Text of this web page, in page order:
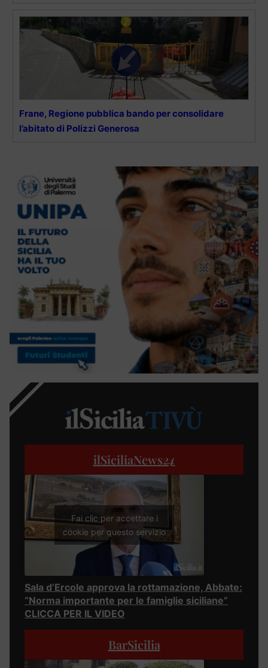
Frane, Regione pubblica bando per consolidare
l’abitato di Polizzi Generosa
ilSiciliaNews24
Fai clic per accettare i
cookie per questo servizio
Sala d’Ercole approva la rottamazione, Abbate:
“Norma importante per le famiglie siciliane”
CLICCA PER IL VIDEO
BarSicilia